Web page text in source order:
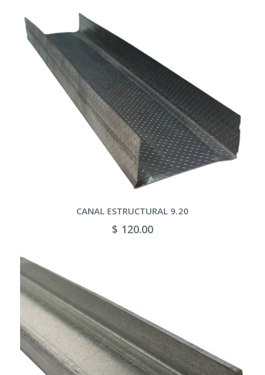
CANAL ESTRUCTURAL 9.20
$ 120.00